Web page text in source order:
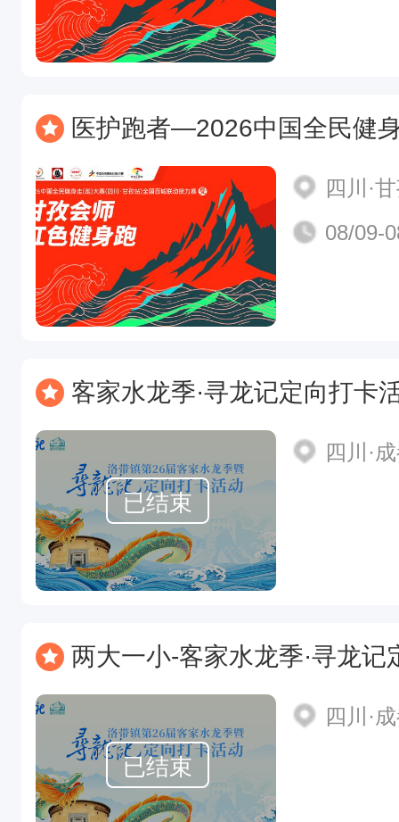
医护跑者—2026中国全民健身走(跑)大赛（四川·甘孜站）全
四川·
08/09-
客家水龙季·寻龙记定向打卡
已结束
四川·
两大一小-客家水龙季·寻龙记
已结束
四川·